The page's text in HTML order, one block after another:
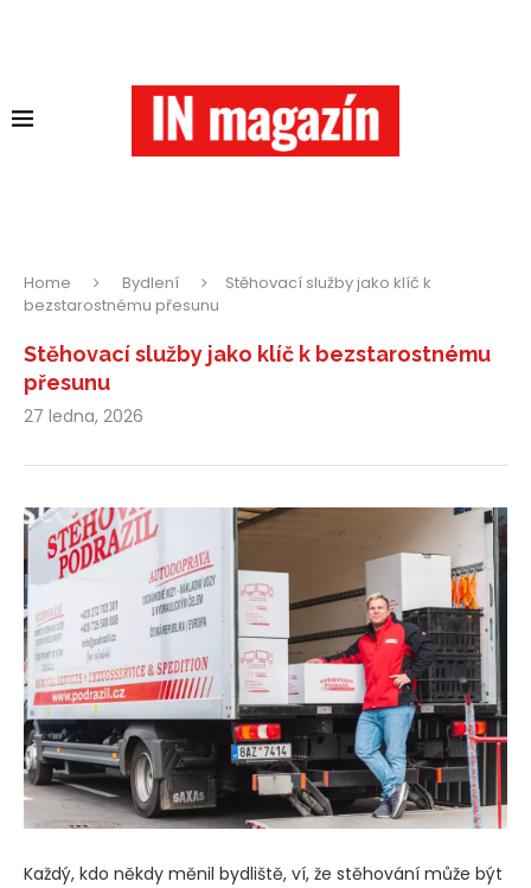
Home Bydlení
Stěhovací služby jako klíč k
bezstarostnému přesunu
Stěhovací služby jako klíč k bezstarostnému
přesunu
27 ledna, 2026
Každý, kdo někdy měnil bydliště, ví, že stěhování může být